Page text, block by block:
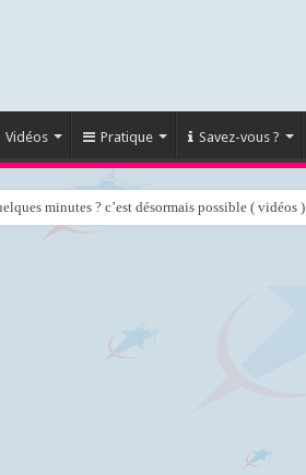
Vidéos Pratique Savez-vous ?
minutes ? c’est désormais possible ( vidéos )